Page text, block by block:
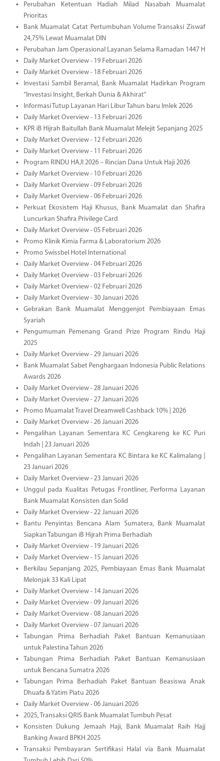
Perubahan Ketentuan Hadiah Milad Nasabah Muamalat
Prioritas
Bank Muamalat Catat Pertumbuhan Volume Transaksi Ziswaf
24,75% Lewat Muamalat DIN
Perubahan Jam Operasional Layanan Selama Ramadan 1447 H
Daily Market Overview - 19 Februari 2026
Daily Market Overview - 18 Februari 2026
Investasi Sambil Beramal, Bank Muamalat Hadirkan Program
“Investasi Insight, Berkah Dunia & Akhirat”
Informasi Tutup Layanan Hari Libur Tahun baru Imlek 2026
Daily Market Overview - 13 Februari 2026
KPR iB Hijrah Baitullah Bank Muamalat Melejit Sepanjang 2025
Daily Market Overview - 12 Februari 2026
Daily Market Overview - 11 Februari 2026
Program RINDU HAJI 2026 – Rincian Dana Untuk Haji 2026
Daily Market Overview - 10 Februari 2026
Daily Market Overview - 09 Februari 2026
Daily Market Overview - 06 Februari 2026
Perkuat Ekosistem Haji Khusus, Bank Muamalat dan Shafira
Luncurkan Shafira Privilege Card
Daily Market Overview - 05 Februari 2026
Promo Klinik Kimia Farma & Laboratorium 2026
Promo Swissbel Hotel International
Daily Market Overview - 04 Februari 2026
Daily Market Overview - 03 Februari 2026
Daily Market Overview - 02 Februari 2026
Daily Market Overview - 30 Januari 2026
Gebrakan Bank Muamalat Menggenjot Pembiayaan Emas
Syariah
Pengumuman Pemenang Grand Prize Program Rindu Haji
2025
Daily Market Overview - 29 Januari 2026
Bank Muamalat Sabet Penghargaan Indonesia Public Relations
Awards 2026
Daily Market Overview - 28 Januari 2026
Daily Market Overview - 27 Januari 2026
Promo Muamalat Travel Dreamwell Cashback 10% | 2026
Daily Market Overview - 26 Januari 2026
Pengalihan Layanan Sementara KC Cengkareng ke KC Puri
Indah | 23 Januari 2026
Pengalihan Layanan Sementara KC Bintara ke KC Kalimalang |
23 Januari 2026
Daily Market Overview - 23 Januari 2026
Unggul pada Kualitas Petugas Frontliner, Performa Layanan
Bank Muamalat Konsisten dan Solid
Daily Market Overview - 22 Januari 2026
Bantu Penyintas Bencana Alam Sumatera, Bank Muamalat
Siapkan Tabungan iB Hijrah Prima Berhadiah
Daily Market Overview - 19 Januari 2026
Daily Market Overview - 15 Januari 2026
Berkilau Sepanjang 2025, Pembiayaan Emas Bank Muamalat
Melonjak 33 Kali Lipat
Daily Market Overview - 14 Januari 2026
Daily Market Overview - 09 Januari 2026
Daily Market Overview - 08 Januari 2026
Daily Market Overview - 07 Januari 2026
Tabungan Prima Berhadiah Paket Bantuan Kemanusiaan
untuk Palestina Tahun 2026
Tabungan Prima Berhadiah Paket Bantuan Kemanusiaan
untuk Bencana Sumatra 2026
Tabungan Prima Berhadiah Paket Bantuan Beasiswa Anak
Dhuafa & Yatim Piatu 2026
Daily Market Overview - 06 Januari 2026
2025, Transaksi QRIS Bank Muamalat Tumbuh Pesat
Konsisten Dukung Jemaah Haji, Bank Muamalat Raih Hajj
Banking Award BPKH 2025
Transaksi Pembayaran Sertifikasi Halal via Bank Muamalat